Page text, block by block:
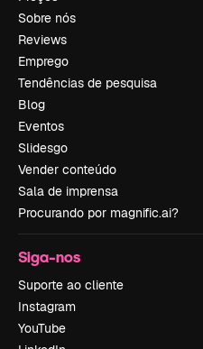
Sobre nós
Reviews
Emprego
Tendências de pesquisa
Blog
Eventos
Slidesgo
Vender conteúdo
Sala de imprensa
Procurando por magnific.ai?
Siga-nos
Suporte ao cliente
Instagram
YouTube